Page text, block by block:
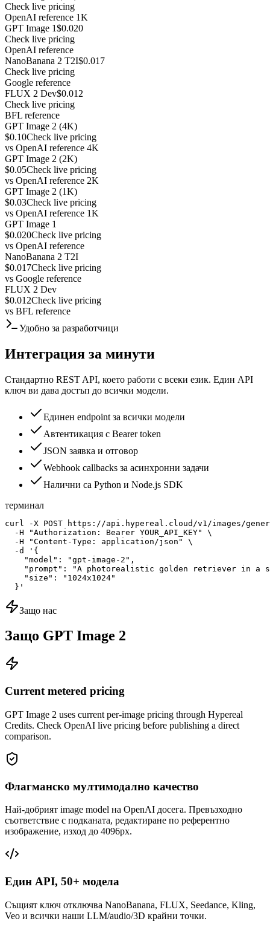
Check live pricing
OpenAI reference 1K
GPT Image 1$0.020
Check live pricing
OpenAI reference
NanoBanana 2 T2I$0.017
Check live pricing
Google reference
FLUX 2 Dev$0.012
Check live pricing
BFL reference
GPT Image 2 (4K)
$0.10Check live pricing
vs OpenAI reference 4K
GPT Image 2 (2K)
$0.05Check live pricing
vs OpenAI reference 2K
GPT Image 2 (1K)
$0.03Check live pricing
vs OpenAI reference 1K
GPT Image 1
$0.020Check live pricing
vs OpenAI reference
NanoBanana 2 T2I
$0.017Check live pricing
vs Google reference
FLUX 2 Dev
$0.012Check live pricing
vs BFL reference
Удобно за разработчици
Интеграция за минути
Стандартно REST API, което работи с всеки език. Един API
ключ ви дава достъп до всички модели.
Единен endpoint за всички модели
Автентикация с Bearer token
JSON заявка и отговор
Webhook callbacks за асинхронни задачи
Налични са Python и Node.js SDK
терминал
curl -X POST https://api.hypereal.cloud/v1/images/
  -H "Authorization: Bearer YOUR_API_KEY" \
  -H "Content-Type: application/json" \
  -d '{
    "model": "gpt-image-2",
"prompt": "A photorealistic golden retriever in a
    "size": "1024x1024"
  }'
Защо нас
Защо GPT Image 2
Current metered pricing
GPT Image 2 uses current per-image pricing through Hypereal
Credits. Check OpenAI live pricing before publishing a direct
comparison.
Флагманско мултимодално качество
Най-добрият image model на OpenAI досега. Превъзходно
съответствие с подканата, редактиране по референтно
изображение, изход до 4096px.
Един API, 50+ модела
Същият ключ отключва NanoBanana, FLUX, Seedance, Kling,
Veo и всички наши LLM/audio/3D крайни точки.